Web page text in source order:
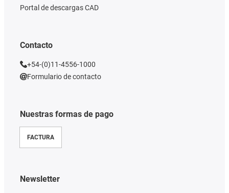
Nuestras formas de pago
FACTURA
Portal de descargas CAD
Contacto
+54-(0)11-4556-1000
Formulario de contacto
Newsletter